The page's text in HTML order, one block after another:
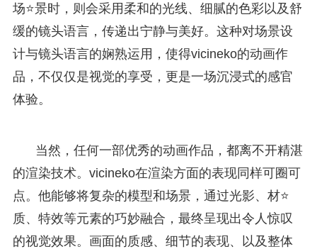
场⭐景时，则会采用柔和的光线、细腻的色彩以及舒
缓的镜头语言，传递出宁静与美好。这种对场景设
计与镜头语言的娴熟运用，使得vicineko的动画作
品，不仅仅是视觉的享受，更是一场沉浸式的感官
体验。
当然，任何一部优秀的动画作品，都离不开精湛
的渲染技术。vicineko在渲染方面的表现同样可圈可
点。他能够将复杂的模型和场景，通过光影、材⭐
质、特效等元素的巧妙融合，最终呈现出令人惊叹
的视觉效果。画面的质感、细节的表现、以及整体